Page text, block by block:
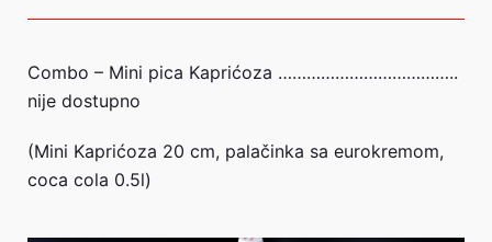
Combo – Mini pica Kaprićoza ………………………………..
nije dostupno
(Mini Kaprićoza 20 cm, palačinka sa eurokremom,
coca cola 0.5l)